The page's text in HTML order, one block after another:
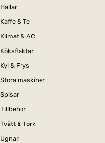
Hällar
Kaffe & Te
Klimat & AC
Köksfläktar
Kyl & Frys
Stora maskiner
Spisar
Tillbehör
Tvätt & Tork
Ugnar